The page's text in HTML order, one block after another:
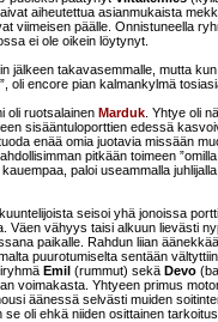
aiheutettua asianmukaista
viimeisen päälle. Onnistuneella
ei ole oikein löytynyt.
jälkeen takavasemmalle, mutta
oli encore pian kalmankylmä
oli ruotsalainen Marduk. Yhtye oli
sisääntuloporttien edessä
enää omia juotavia missään
pitkään toimeen
paloi useammalla
seisoi yhä jonoissa
Väen vähyys taisi alkuun lievästi
paikalle. Rahdun liian
puurotumiselta sentään
Emil (rummut) sekä Devo
voimakasta. Yhtyeen primus
äänessä selvästi muiden
oli ehkä niiden osittainen